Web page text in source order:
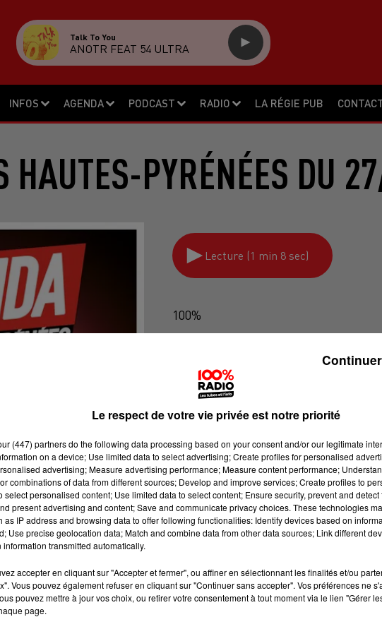
INFOS AGENDA PODCAST RADIO LA RÉGIE PUB
Talk To You
ANOTR FEAT 54 ULTRA
HAUTES-PYRÉNÉES DU
Lecture (1 min 8 sec)
100%
Le respect de votre vie privée est notre priorité
(447) partnersdo the following data processing based on your consent and/or our legitimate
on a device; Use limited data to select advertising; Create profiles for personalised
advertising; Measure advertising performance; Measure content performance;
combinations of data from different sources; Develop and improve services; Create profiles to
select personalised content; Use limited data to select content; Ensure security, prevent and
present advertising and content; Save and communicate privacy choices. These technologies
as IP address and browsing data to offer following functionalities: Identify devices based on
Use precise geolocation data; Match and combine data from other data sources; Link different
information transmitted automatically.
accepter en cliquant sur "Accepter et fermer", ou affiner en sélectionnant les finalités et/ou
Vous pouvez également refuser en cliquant sur "Continuer sans accepter". Vos préférences ne
pouvez mettre à jour vos choix, ou retirer votre consentement à tout moment via le lien "Gérer
page.